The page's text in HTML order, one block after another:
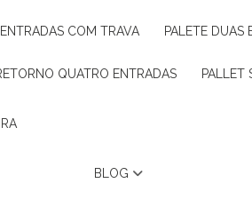
ENTRADAS COM TRAVA PALETE
QUATRO ENTRADAS
BLOG